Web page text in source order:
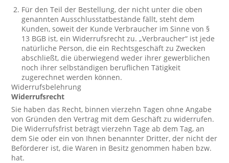
Für den Teil der Bestellung, der nicht unter die oben
genannten Ausschlusstatbestände fällt, steht dem
Kunden, soweit der Kunde Verbraucher im Sinne von §
13 BGB ist, ein Widerrufsrecht zu. „Verbraucher“ ist jede
natürliche Person, die ein Rechtsgeschäft zu Zwecken
abschließt, die überwiegend weder ihrer gewerblichen
noch ihrer selbständigen beruflichen Tätigkeit
zugerechnet werden können.
Widerrufsbelehrung
Widerrufsrecht
Sie haben das Recht, binnen vierzehn Tagen ohne Angabe
von Gründen den Vertrag mit dem Geschäft zu widerrufen.
Die Widerrufsfrist beträgt vierzehn Tage ab dem Tag, an
dem Sie oder ein von Ihnen benannter Dritter, der nicht der
Beförderer ist, die Waren in Besitz genommen haben bzw.
hat.